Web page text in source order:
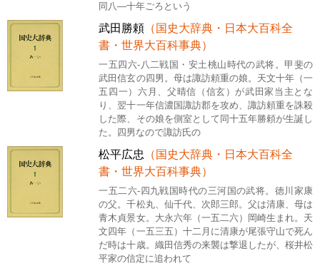
同八―十年ごろという
武田勝頼 （国史大辞典・日本大百科全
書・世界大百科事典）
一五四六-八二戦国・安土桃山時代の武将。甲斐の
武田信玄の四男。母は諏訪頼重の娘。天文十年（一
五四一）六月、父晴信（信玄）が武田家当主とな
り、翌十一年信濃国諏訪郡を攻め、諏訪頼重を誅殺
した際、その娘を側室として同十五年勝頼が生誕し
た。四男なので諏訪氏の
松平広忠
（国史大辞典・日本大百科全
書・世界大百科事典）
一五二六-四九戦国時代の三河国の武将。徳川家康
の父。千松丸、仙千代、次郎三郎。父は清康、母は
青木貞景女。大永六年（一五二六）岡崎生まれ。天
文四年（一五三五）十二月に清康が尾張守山で死ん
だ時は十歳。織田信秀の来襲は撃退したが、桜井松
平家の信定に追われて